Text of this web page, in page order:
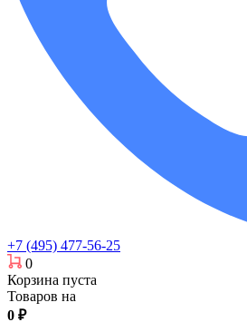
+7 (495) 477-56-25
0
Корзина пуста
Товаров на
0 ₽